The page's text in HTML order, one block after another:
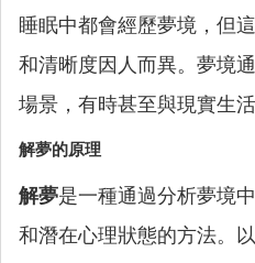
睡眠中都會經歷夢境，但
和清晰度因人而異。夢境
場景，有時甚至與現實生活
解夢的原理
解夢是一種通過分析夢境
和潛在心理狀態的方法。